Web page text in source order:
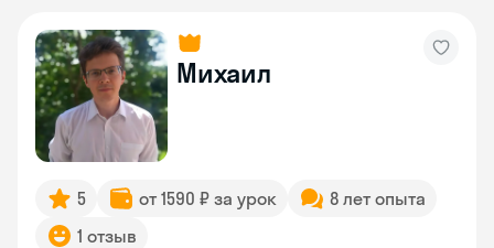
Михаил
5 от 1590 ₽ за урок
8 лет опыта
1 отзыв